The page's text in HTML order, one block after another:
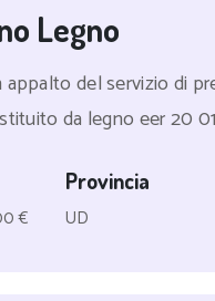
Legno
del servizio di
da legno eer 20
€
Provincia
UD